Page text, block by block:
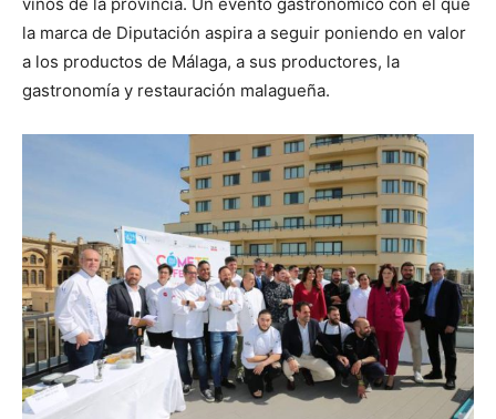
la marca de Diputación aspira a seguir poniendo en valor
a los productos de Málaga, a sus productores, la
gastronomía y restauración malagueña.